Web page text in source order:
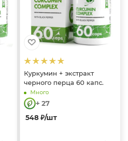
Куркумин + экстракт
черного перца 60 капс.
Много
+ 27
548 ₽/шт